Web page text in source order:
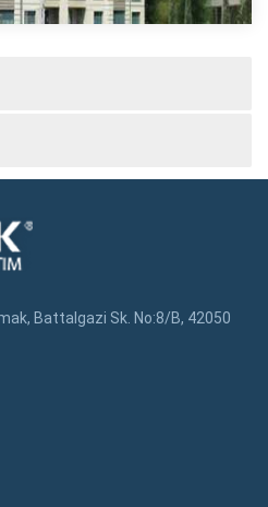
Battalgazi Sk. No:8/B, 42050